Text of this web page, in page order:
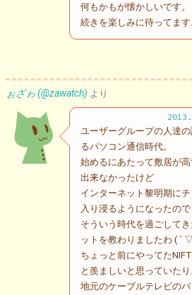
何もかもが懐かしいです。
続きを楽しみに待ってます
ぉざゎ (@zawatch) より
ユーザーグループの人達
るパソコン通信時代。
始めるにあたって敷居が
出来なかったけど
インターネット黎明期に
入り浸るようになったので
そういう時代を過ごして
ットを教わりましたわ ( ´
ちょっと前にやってた
と羨ましいと思っていたり
地元のケーブルテレビの